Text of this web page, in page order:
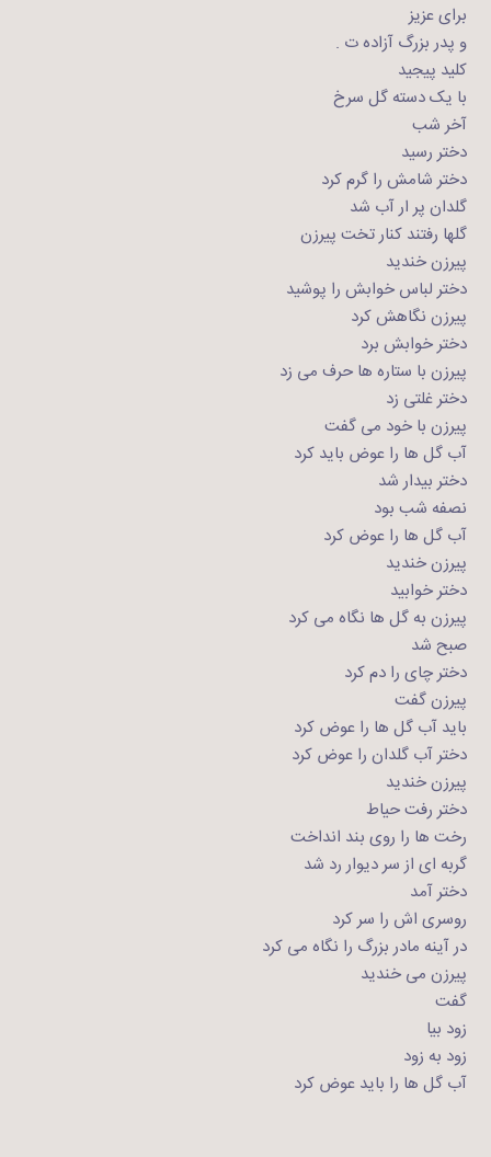
برای عزیز
و پدر بزرگ آزاده ت .
کلید پیجید
با یک دسته گل سرخ
آخر شب
دختر رسید
دختر شامش را گرم کرد
گلدان پر ار آب شد
گلها رفتند کنار تخت پیرزن
پیرزن خندید
دختر لباس خوابش را پوشید
پیرزن نگاهش کرد
دختر خوابش برد
پیرزن با ستاره ها حرف می زد
دختر غلتی زد
پیرزن با خود می گفت
آب گل ها را عوض باید کرد
دختر بیدار شد
نصفه شب بود
آب گل ها را عوض کرد
پیرزن خندید
دختر خوابید
پیرزن به گل ها نگاه می کرد
صبح شد
دختر چای را دم کرد
پیرزن گفت
باید آب گل ها را عوض کرد
دختر آب گلدان را عوض کرد
پیرزن خندید
دختر رفت حیاط
رخت ها را روی بند انداخت
گربه ای از سر دیوار رد شد
دختر آمد
روسری اش را سر کرد
در آینه مادر بزرگ را نگاه می کرد
پیرزن می خندید
گفت
زود بیا
زود به زود
آب گل ها را باید عوض کرد